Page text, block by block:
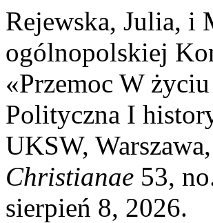
Rejewska, Julia, i
ogólnopolskiej
«Przemoc W
Polityczna I
UKSW,
Christianae 53,
sierpień 8, 2026.